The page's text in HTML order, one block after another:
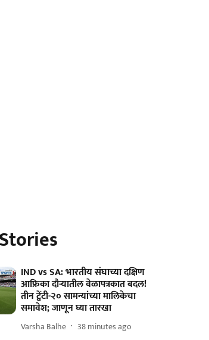
IND vs SA: भारतीय संघाच्या दक्षिण
आफ्रिका दौऱ्यातील वेळापत्रकात बदल!
तीन ट्वेंटी-२० सामन्यांच्या मालिकेचा
समावेश; जाणून घ्या तारखा
Varsha Balhe 38 minutes ago